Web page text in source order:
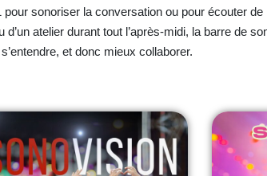
pour sonoriser la conversation ou pour écouter
d’un atelier durant tout l’après-midi, la barre de
et donc mieux collaborer.